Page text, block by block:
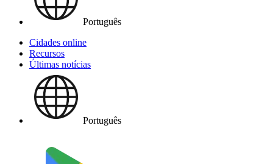
Português
Cidades online
Recursos
Últimas notícias
Português